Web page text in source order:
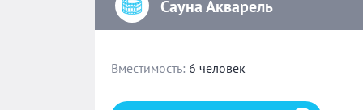
Сауна Акварель
Вместимость: 6 человек